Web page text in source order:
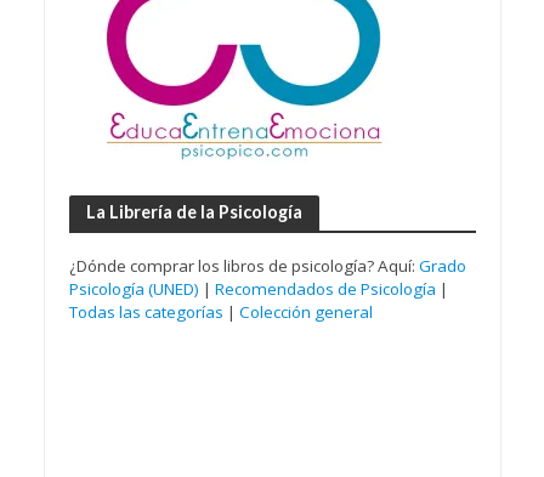
La Librería de la Psicología
¿Dónde comprar los libros de psicología? Aquí: Grado
Psicología (UNED) | Recomendados de Psicología |
Todas las categorías | Colección general